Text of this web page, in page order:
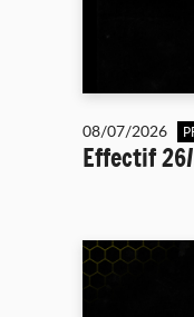
08/07/2026
Effectif